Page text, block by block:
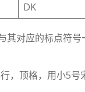
DK
对应的标点符
顶格，用小5号